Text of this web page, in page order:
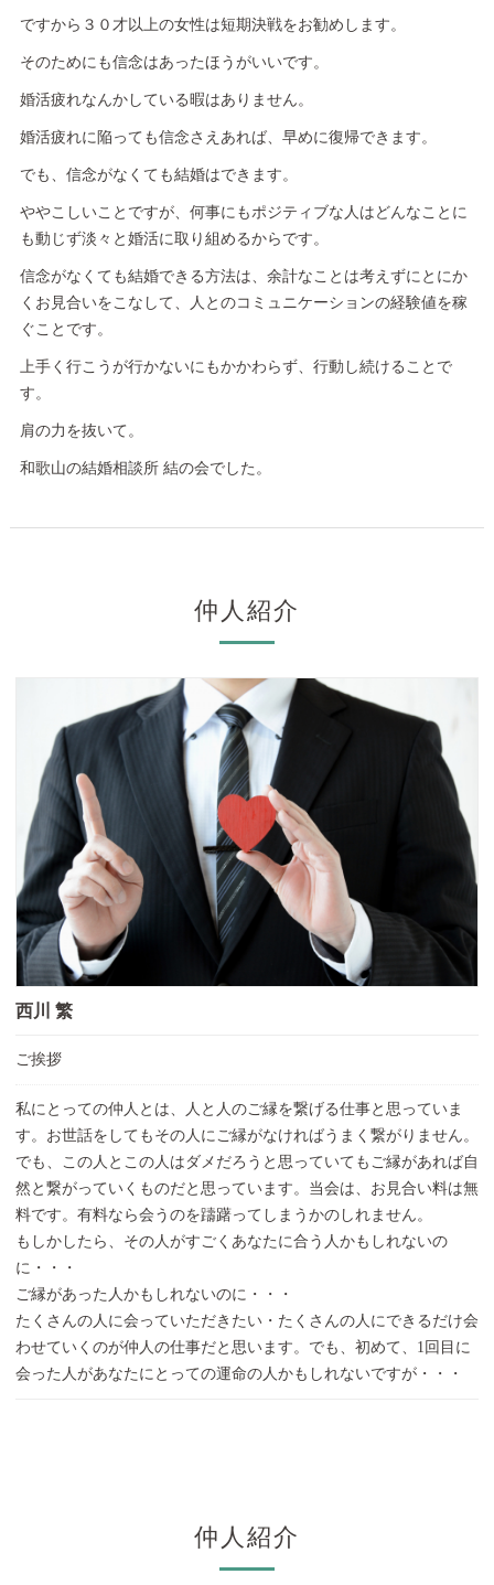
ですから３０才以上の女性は短期決戦をお勧めします。
そのためにも信念はあったほうがいいです。
婚活疲れなんかしている暇はありません。
婚活疲れに陥っても信念さえあれば、早めに復帰できます。
でも、信念がなくても結婚はできます。
ややこしいことですが、何事にもポジティブな人はどんなことに
も動じず淡々と婚活に取り組めるからです。
信念がなくても結婚できる方法は、余計なことは考えずにとにか
くお見合いをこなして、人とのコミュニケーションの経験値を稼
ぐことです。
上手く行こうが行かないにもかかわらず、行動し続けることで
す。
肩の力を抜いて。
和歌山の結婚相談所 結の会でした。
仲人紹介
西川 繁
ご挨拶
私にとっての仲人とは、人と人のご縁を繋げる仕事と思っていま
す。お世話をしてもその人にご縁がなければうまく繋がりません。
でも、この人とこの人はダメだろうと思っていてもご縁があれば自
然と繋がっていくものだと思っています。当会は、お見合い料は無
料です。有料なら会うのを躊躇ってしまうかのしれません。
もしかしたら、その人がすごくあなたに合う人かもしれないの
に・・・
ご縁があった人かもしれないのに・・・
たくさんの人に会っていただきたい・たくさんの人にできるだけ会
わせていくのが仲人の仕事だと思います。でも、初めて、1回目に
会った人があなたにとっての運命の人かもしれないですが・・・
仲人紹介